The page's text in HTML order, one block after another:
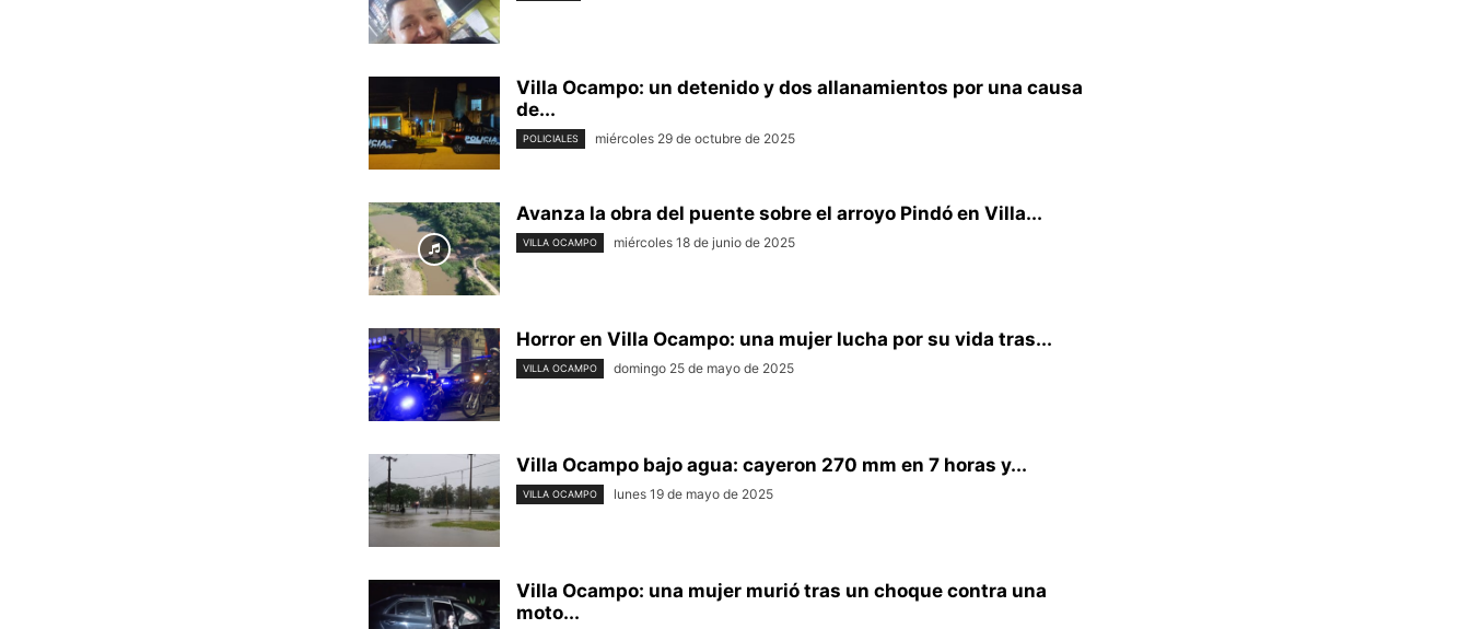
Villa Ocampo: un detenido y dos allanamientos por una causa
de...
POLICIALES miércoles 29 de octubre de 2025
Avanza la obra del puente sobre el arroyo Pindó en Villa...
VILLA OCAMPO miércoles 18 de junio de 2025
Horror en Villa Ocampo: una mujer lucha por su vida tras...
VILLA OCAMPO domingo 25 de mayo de 2025
Villa Ocampo bajo agua: cayeron 270 mm en 7 horas y...
VILLA OCAMPO lunes 19 de mayo de 2025
Villa Ocampo: una mujer murió tras un choque contra una
moto...